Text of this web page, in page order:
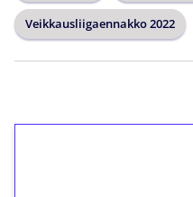
Veikkausliigaennakko 2022